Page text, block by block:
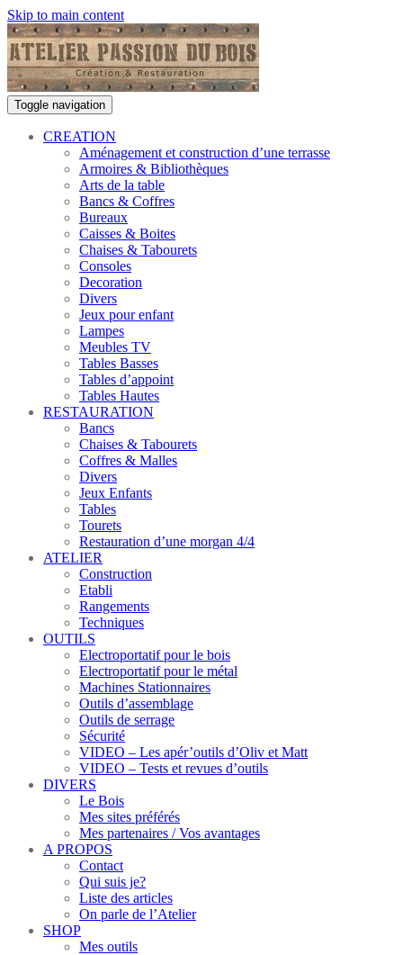
Skip to main content
Toggle navigation
CREATION
Aménagement et construction d’une terrasse
Armoires & Bibliothèques
Arts de la table
Bancs & Coffres
Bureaux
Caisses & Boites
Chaises & Tabourets
Consoles
Decoration
Divers
Jeux pour enfant
Lampes
Meubles TV
Tables Basses
Tables d’appoint
Tables Hautes
RESTAURATION
Bancs
Chaises & Tabourets
Coffres & Malles
Divers
Jeux Enfants
Tables
Tourets
Restauration d’une morgan 4/4
ATELIER
Construction
Etabli
Rangements
Techniques
OUTILS
Electroportatif pour le bois
Electroportatif pour le métal
Machines Stationnaires
Outils d’assemblage
Outils de serrage
Sécurité
VIDEO – Les apér’outils d’Oliv et Matt
VIDEO – Tests et revues d’outils
DIVERS
Le Bois
Mes sites préférés
Mes partenaires / Vos avantages
A PROPOS
Contact
Qui suis je?
Liste des articles
On parle de l’Atelier
SHOP
Mes outils